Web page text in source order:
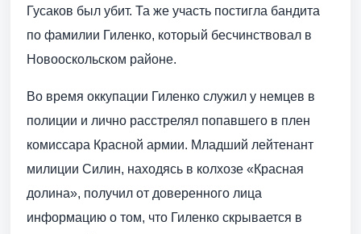
Гусаков был убит. Та же участь постигла бандита
по фамилии Гиленко, который бесчинствовал в
Новооскольском районе.
Во время оккупации Гиленко служил у немцев в
полиции и лично расстрелял попавшего в плен
комиссара Красной армии. Младший лейтенант
милиции Силин, находясь в колхозе «Красная
долина», получил от доверенного лица
информацию о том, что Гиленко скрывается в